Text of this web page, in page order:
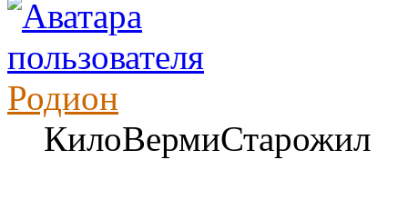
Родион
КилоВермиСтарожил